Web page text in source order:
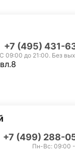
+7 (495) 431-
С 09:00 до 21:00. Без
+7 (499) 288-
Пн-Вс: 09:00